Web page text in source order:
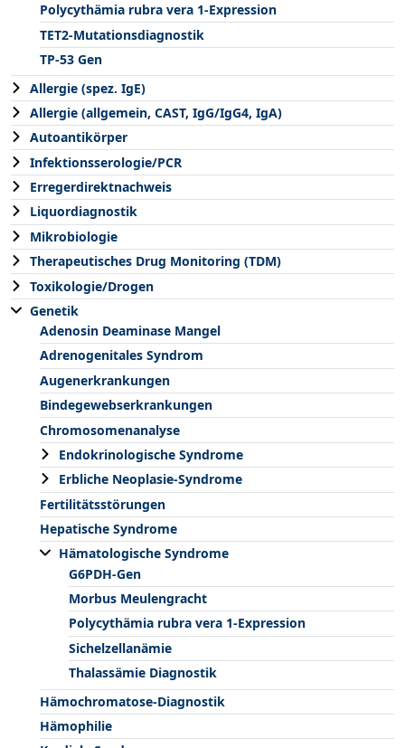
Polycythämia rubra vera 1-Expression
TET2-Mutationsdiagnostik
TP-53 Gen
Allergie (spez. IgE)
Allergie (allgemein, CAST, IgG/IgG4, IgA)
Autoantikörper
Infektionsserologie/PCR
Erregerdirektnachweis
Liquordiagnostik
Mikrobiologie
Therapeutisches Drug Monitoring (TDM)
Toxikologie/Drogen
Genetik
Adenosin Deaminase Mangel
Adrenogenitales Syndrom
Augenerkrankungen
Bindegewebserkrankungen
Chromosomenanalyse
Endokrinologische Syndrome
Erbliche Neoplasie-Syndrome
Fertilitätsstörungen
Hepatische Syndrome
Hämatologische Syndrome
G6PDH-Gen
Morbus Meulengracht
Polycythämia rubra vera 1-Expression
Sichelzellanämie
Thalassämie Diagnostik
Hämochromatose-Diagnostik
Hämophilie